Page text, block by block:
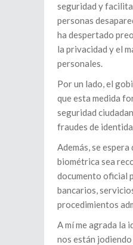
seguridad y
personas
ha despertado
la privacidad y el
personales.
Por un lado, el
que esta medida
seguridad
fraudes de
Además, se espera
biométrica sea
documento oficial
bancarios,
procedimientos
A mí me agrada la
nos están